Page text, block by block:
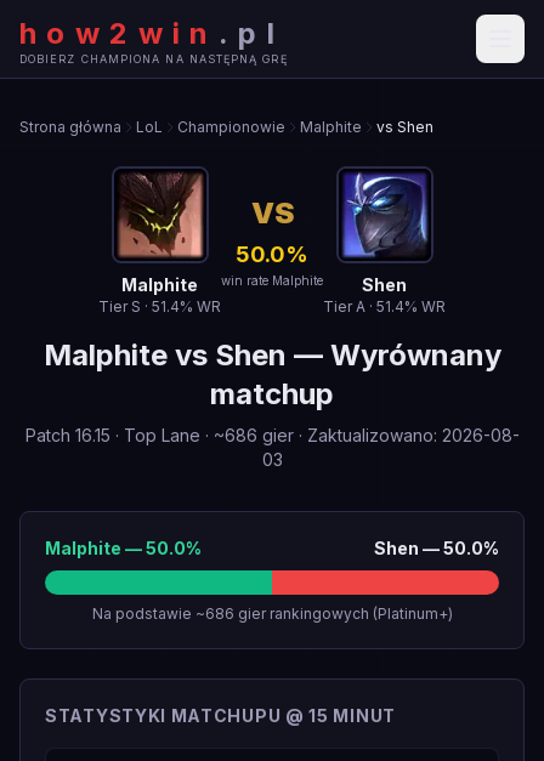
how2win . pl
DOBIERZ CHAMPIONA NA NASTĘPNĄ GRĘ
Strona główna LoL Championowie Malphite vs Shen
Malphite
Tier S · 51.4% WR
VS
50.0%
win rate Malphite Shen
TierA · 51.4% WR
Malphitevs Shen — Wyrównany
matchup
Patch 16.15 · Top Lane · ~686 gier· Zaktualizowano: 2026-08-
03
Malphite —50.0% Shen —50.0%
Na podstawie ~686 gier rankingowych (Platinum+)
STATYSTYKI MATCHUPU @ 15 MINUT